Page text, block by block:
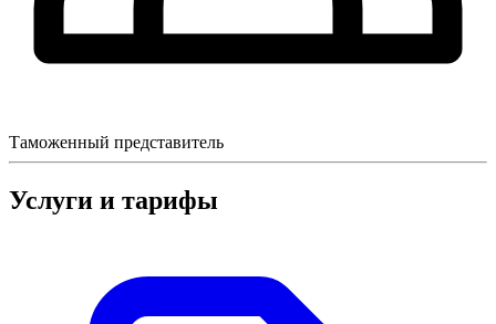
Таможенный представитель
Услуги и тарифы